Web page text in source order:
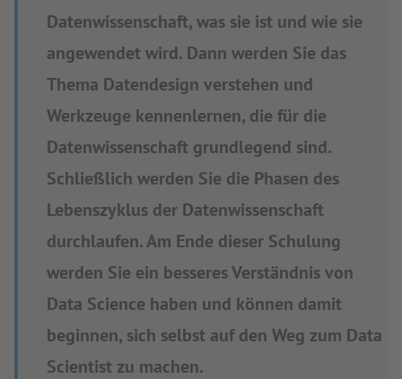
Datenwissenschaft, was sie ist und wie sie
angewendet wird. Dann werden Sie das
Thema Datendesign verstehen und
Werkzeuge kennenlernen, die für die
Datenwissenschaft grundlegend sind.
Schließlich werden Sie die Phasen des
Lebenszyklus der Datenwissenschaft
durchlaufen. Am Ende dieser Schulung
werden Sie ein besseres Verständnis von
Data Science haben und können damit
beginnen, sich selbst auf den Weg zum Data
Scientist zu machen.